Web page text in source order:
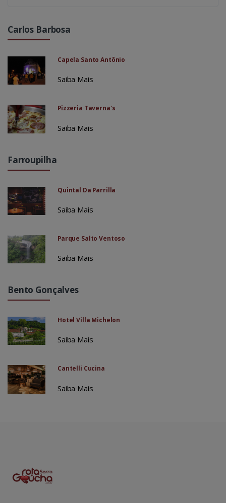
Carlos Barbosa
Capela Santo Antônio
Saiba Mais
Pizzeria Taverna's
Saiba Mais
Farroupilha
Quintal Da Parrilla
Saiba Mais
Parque Salto Ventoso
Saiba Mais
Bento Gonçalves
Hotel Villa Michelon
Saiba Mais
Cantelli Cucina
Saiba Mais